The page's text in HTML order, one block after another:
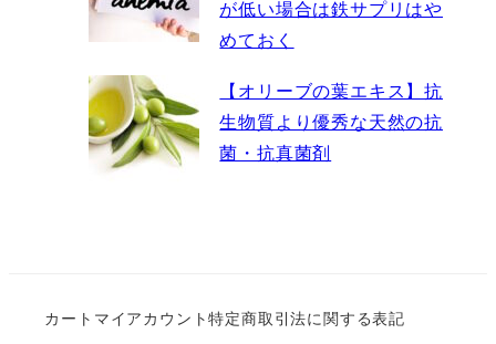
が低い場合は鉄サプリはや
めておく
【オリーブの葉エキス】抗
生物質より優秀な天然の抗
菌・抗真菌剤
カート マイアカウント特定商取引法に関する表記